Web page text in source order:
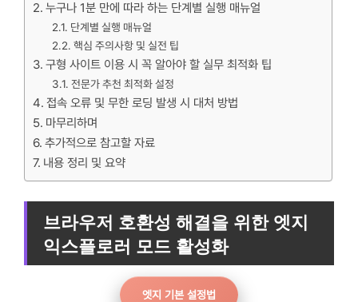
누구나 1분 만에 따라 하는 단계별 실행 매뉴얼
단계별 실행 매뉴얼
핵심 주의사항 및 실전 팁
구형 사이트 이용 시 꼭 알아야 할 실무 최적화 팁
전문가 추천 최적화 설정
접속 오류 및 무한 로딩 발생 시 대처 방법
마무리하며
추가적으로 참고할 자료
내용 정리 및 요약
브라우저 호환성 해결을 위한 엣지
익스플로러 모드 활성화
엣지 기본 설정법